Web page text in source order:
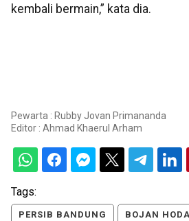
kembali bermain,” kata dia.
Pewarta : Rubby Jovan Primananda
Editor : Ahmad Khaerul Arham
Tags:
PERSIB BANDUNG BOJAN